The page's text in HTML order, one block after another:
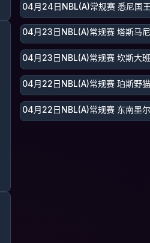
04月24日NBL(A)常规赛 悉尼国
04月23日NBL(A)常规赛 塔斯马
04月23日NBL(A)常规赛 坎斯大
04月22日NBL(A)常规赛 珀斯野
04月22日NBL(A)常规赛 东南墨